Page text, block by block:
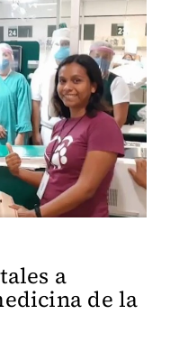
a
de la